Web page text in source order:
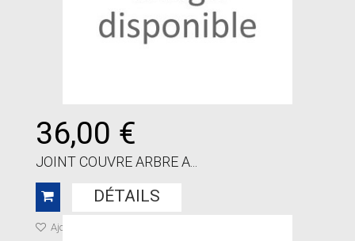
36,00 €
JOINT COUVRE ARBRE A...
DÉTAILS
Ajouter à ma liste de cadeaux